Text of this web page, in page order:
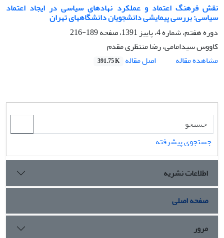
نقش فرهنگ اعتماد و عملکرد نهادهای سیاسی در ایجاد اعتماد
سیاسی: بررسی پیمایشی دانشجویان دانشگاههای تهران
دوره هفتم، شماره 4، پاییز 1391، صفحه
189-216
کاووس سیدامامی، رضا منتظری مقدم
مشاهده مقاله
اصل مقاله 391.75 K
جستجوی پیشرفته
اطلاعات نشریه
صفحه اصلی
مرور